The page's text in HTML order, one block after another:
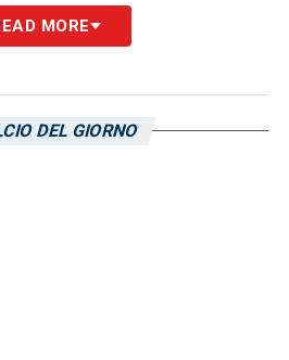
direzione Genova per le
e il primo
, la Sampdoria verserà
MORE
DEL GIORNO